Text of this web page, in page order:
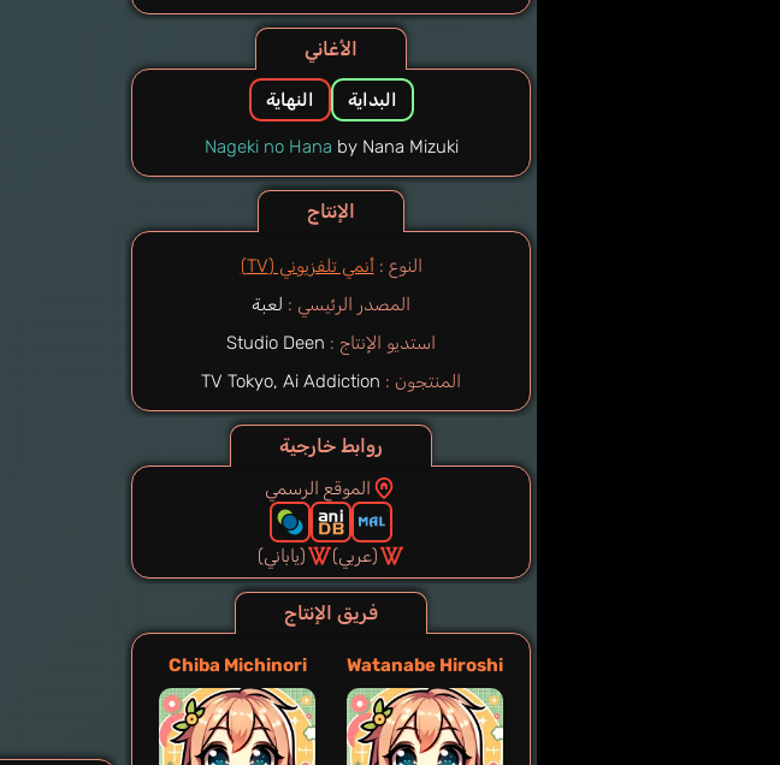
الأغاني
البداية النهاية
Nageki no Hana by Nana Mizuki
الإنتاج
النوع :أنمي تلفزيوني (TV)
المصدر الرئيسي : لعبة
استديو الإنتاج : Studio Deen
المنتجون :
روابط خارجية
الموقع الرسمي
(عربي) (ياباني)
فريق الإنتاج
Watanabe Hiroshi
Chiba Michinori